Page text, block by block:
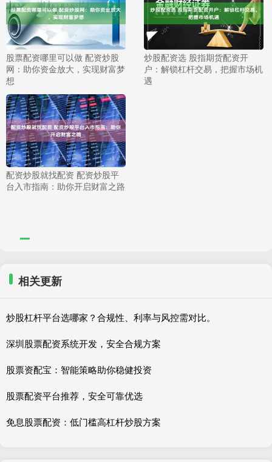
股票配资哪里可以做 配资炒股
网：助你资金放大，实现财富梦
想
炒股配资选 股指期货配资开
户：解锁杠杆交易，把握市场机
遇
配资炒股就找配资 配资炒股平
台入市指南：助你开启财富之路
相关更新
炒股杠杆平台选哪家？合规性、利率与风控需对比。
深圳股票配资系统开发，安全合规方案
股票资配宝：智能策略助你稳健投资
股票配资平台推荐，安全可靠优选
免息股票配资：低门槛高杠杆炒股方案